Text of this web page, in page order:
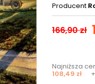
Producent
166,90 zł
Najniższa
108,49 zł